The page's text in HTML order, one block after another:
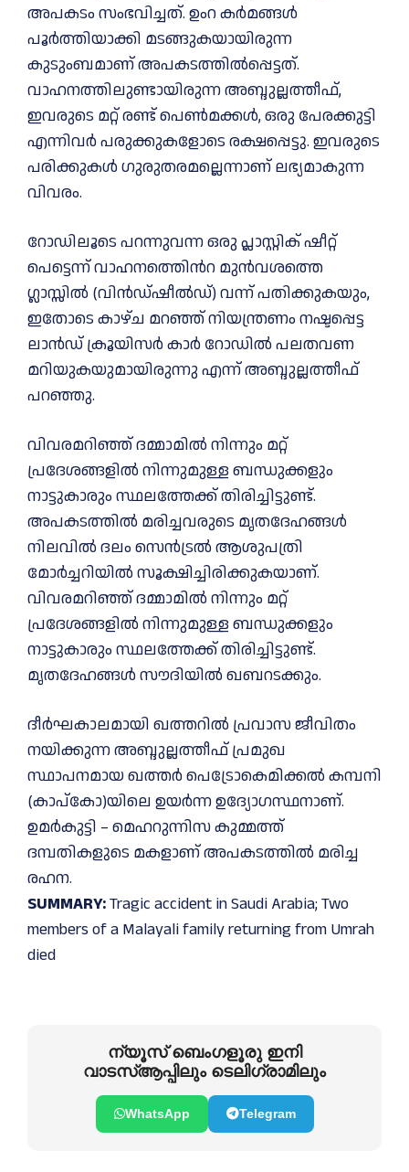
അപകടം സംഭവിച്ചത്. ഉംറ കർമങ്ങൾ
പൂർത്തിയാക്കി മടങ്ങുകയായിരുന്ന
കുടുംബമാണ് അപകടത്തിൽപ്പെട്ടത്.
വാഹനത്തിലുണ്ടായിരുന്ന അബ്ദുല്ലത്തീഫ്,
ഇവരുടെ മറ്റ് രണ്ട് പെൺമക്കൾ, ഒരു പേരക്കുട്ടി
എന്നിവർ പരുക്കുകളോടെ രക്ഷപ്പെട്ടു. ഇവരുടെ
പരിക്കുകൾ ഗുരുതരമല്ലെന്നാണ് ലഭ്യമാകുന്ന
വിവരം.
റോഡിലൂടെ പറന്നുവന്ന ഒരു പ്ലാസ്റ്റിക് ഷീറ്റ്
പെട്ടെന്ന് വാഹനത്തിെൻറ മുൻവശത്തെ
ഗ്ലാസ്സിൽ (വിൻഡ്ഷീൽഡ്) വന്ന് പതിക്കുകയും,
ഇതോടെ കാഴ്ച മറഞ്ഞ് നിയന്ത്രണം നഷ്ടപ്പെട്ട
ലാൻഡ് ക്രൂയിസർ കാർ റോഡിൽ പലതവണ
മറിയുകയുമായിരുന്നു എന്ന് അബ്ദുല്ലത്തീഫ്
പറഞ്ഞു.
വിവരമറിഞ്ഞ് ദമ്മാമിൽ നിന്നും മറ്റ്
പ്രദേശങ്ങളിൽ നിന്നുമുള്ള ബന്ധുക്കളും
നാട്ടുകാരും സ്ഥലത്തേക്ക് തിരിച്ചിട്ടുണ്ട്.
അപകടത്തിൽ മരിച്ചവരുടെ മൃതദേഹങ്ങൾ
നിലവിൽ ദലം സെൻട്രൽ ആശുപത്രി
മോർച്ചറിയിൽ സൂക്ഷിച്ചിരിക്കുകയാണ്.
വിവരമറിഞ്ഞ് ദമ്മാമിൽ നിന്നും മറ്റ്
പ്രദേശങ്ങളിൽ നിന്നുമുള്ള ബന്ധുക്കളും
നാട്ടുകാരും സ്ഥലത്തേക്ക് തിരിച്ചിട്ടുണ്ട്.
മൃതദേഹങ്ങൾ സൗദിയിൽ ഖബറടക്കും.
ദീര്‍ഘകാലമായി ഖത്തറില്‍ പ്രവാസ ജീവിതം
നയിക്കുന്ന അബ്ദുല്ലത്തീഫ് പ്രമുഖ
സ്ഥാപനമായ ഖത്തര്‍ പെട്രോകെമിക്കല്‍ കമ്പനി
(കാപ്‌കോ)യിലെ ഉയര്‍ന്ന ഉദ്യോഗസ്ഥനാണ്.
ഉമര്‍കുട്ടി – മെഹറുന്നിസ കുമ്മത്ത്
ദമ്പതികളുടെ മകളാണ് അപകടത്തില്‍ മരിച്ച
രഹന.
SUMMARY:Tragic accident in Saudi Arabia; Two
members of a Malayali family returning from Umrah
died
ന്യൂസ് ബെംഗളൂരു ഇനി
വാടസ്ആപ്പിലും ടെലിഗ്രാമിലും
WhatsApp Telegram